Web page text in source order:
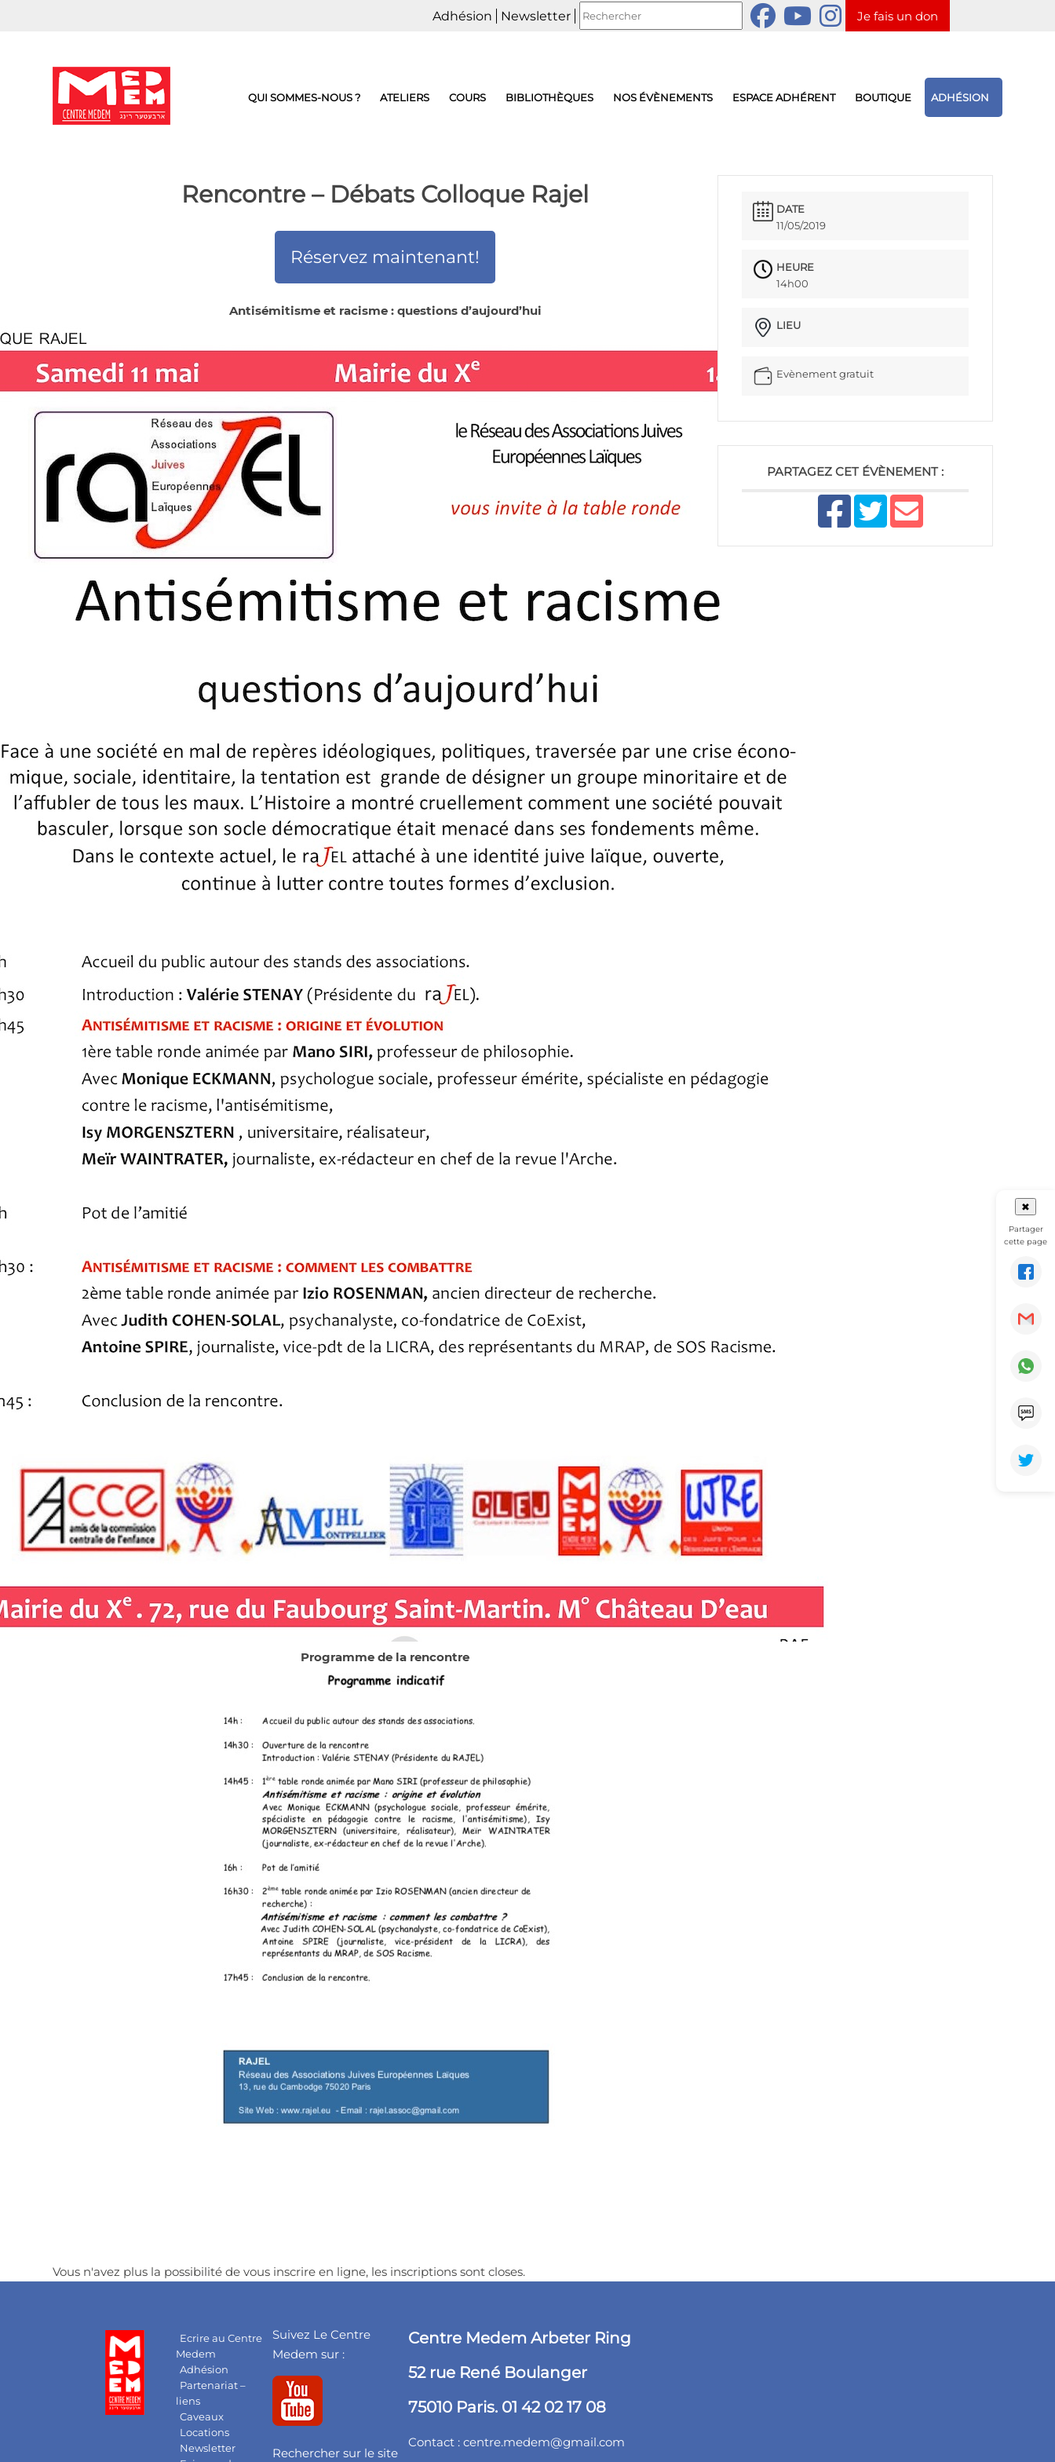
Adhésion Newsletter Je fais un don
QUI SOMMES-NOUS ? ATELIERS COURS BIBLIOTHÈQUES NOS ÉVÈNEMENTS ESPACE ADHÉRENT BOUTIQUE ADHÉSION
Rencontre – Débats Colloque Rajel
Réservez maintenant!
Antisémitisme et racisme : questions d’aujourd’hui
Programme de la rencontre
DATE
11/05/2019
HEURE
14h00
LIEU
Evènement gratuit
PARTAGEZ CET ÉVÈNEMENT :
Vous n'avez plus la possibilité de vous inscrire en ligne, les inscriptions sont closes.
Ecrire au Centre
Medem
Adhésion
Partenariat –
liens
Caveaux
Locations
Newsletter
Suivez Le Centre
Medem sur :
Rechercher sur le site
Centre Medem Arbeter Ring
52 rue René Boulanger
75010 Paris. 01 42 02 17 08
Contact :centre.medem@gmail.com
✖
Partager
cette page